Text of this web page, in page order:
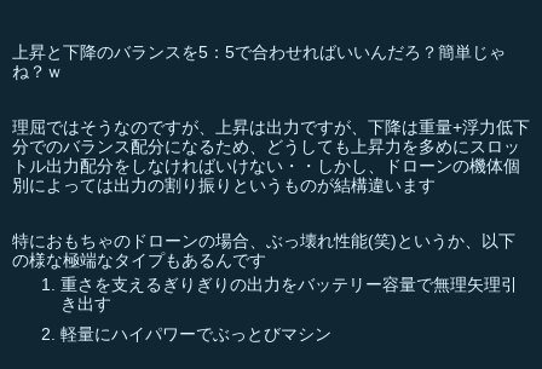
上昇と下降のバランスを5：5で合わせればいいんだろ？簡単じゃ
ね？ｗ
理屈ではそうなのですが、上昇は出力ですが、下降は重量+浮力低下
分でのバランス配分になるため、どうしても上昇力を多めにスロッ
トル出力配分をしなければいけない・・しかし、ドローンの機体個
別によっては出力の割り振りというものが結構違います
特におもちゃのドローンの場合、ぶっ壊れ性能(笑)というか、以下
の様な極端なタイプもあるんです
重さを支えるぎりぎりの出力をバッテリー容量で無理矢理引
き出す
軽量にハイパワーでぶっとびマシン